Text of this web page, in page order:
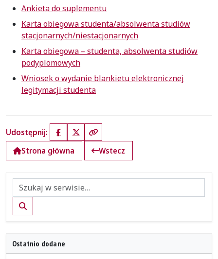
Ankieta do suplementu
Karta obiegowa studenta/absolwenta studiów
stacjonarnych/niestacjonarnych
Karta obiegowa – studenta, absolwenta studiów
podyplomowych
Wniosek o wydanie blankietu elektronicznej
legitymacji studenta
Udostępnij: FacebookX (Twitter)Kopiuj link
Strona główna
Wstecz
Szukaj
Ostatnio dodane